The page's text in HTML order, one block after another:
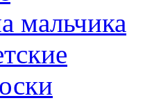
мальчика